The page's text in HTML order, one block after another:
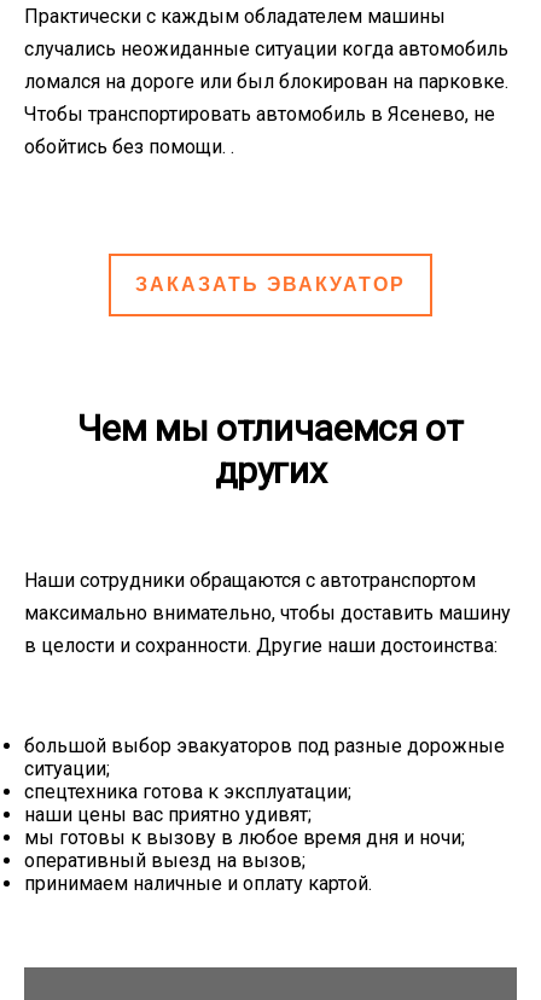
Практически с каждым обладателем машины
случались неожиданные ситуации когда автомобиль
ломался на дороге или был блокирован на парковке.
Чтобы транспортировать автомобиль в Ясенево, не
обойтись без помощи. .
ЗАКАЗАТЬ ЭВАКУАТОР
Чем мы отличаемся от
других
Наши сотрудники обращаются с автотранспортом
максимально внимательно, чтобы доставить машину
в целости и сохранности. Другие наши достоинства:
большой выбор эвакуаторов под разные дорожные
ситуации;
спецтехника готова к эксплуатации;
наши цены вас приятно удивят;
мы готовы к вызову в любое время дня и ночи;
оперативный выезд на вызов;
принимаем наличные и оплату картой.